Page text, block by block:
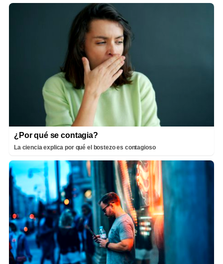
¿Por qué se contagia?
La ciencia explica por qué el bostezo es contagioso